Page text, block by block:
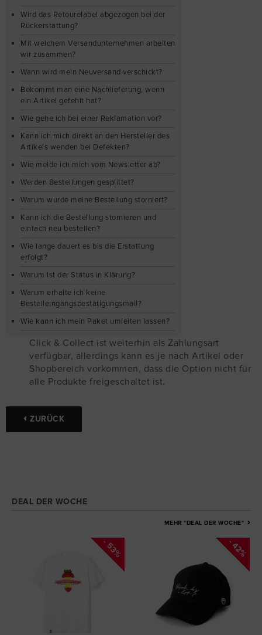
Wird das Retourelabel abgezogen bei der
Rückerstattung?
Mit welchem Versandunternehmen arbeiten
wir zusammen?
Wann wird mein Neuversand verschickt?
Bekommt man eine Nachlieferung, wenn
ein Artikel gefehlt hat?
Wie gehe ich bei einer Reklamation vor?
Kann ich mich direkt an den Hersteller des
Artikels wenden bei Defekten?
Wie melde ich mich vom Newsletter ab?
Werden Bestellungen gesplittet?
Warum wurde meine Bestellung storniert?
Kann ich die Bestellung stornieren und
einfach neu bestellen?
Wie lange dauert es bis die Erstattung
erfolgt?
Warum ist der Status in Klärung?
Warum erhalte ich keine
Bestelleingangsbestätigungsmail?
Wie kann ich mein Paket umleiten lassen?
Click & Collect ist weiterhin als Zahlungsart
verfügbar, allerdings kann es je nach Artikel oder
Shopbereich vorkommen, dass die Option nicht für
alle Produkte freigeschaltet ist.
ZURÜCK
DEAL DER WOCHE
MEHR "DEAL DER WOCHE"
- 53% - 42%